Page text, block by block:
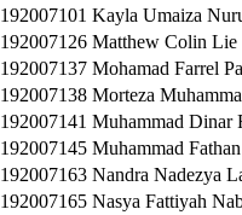
192007101 Kayla Umaiza
192007126 Matthew Colin Lie
192007137 Mohamad Farrel
192007138 Morteza
192007141 Muhammad Dinar
192007145 Muhammad
192007163 Nandra Nadezya
192007165 Nasya Fattiyah